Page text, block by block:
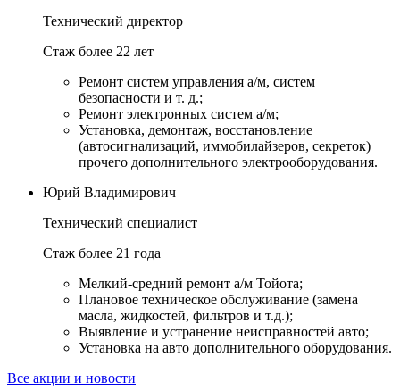
Технический директор
Стаж более 22 лет
Ремонт систем управления а/м, систем
безопасности и т. д.;
Ремонт электронных систем а/м;
Установка, демонтаж, восстановление
(автосигнализаций, иммобилайзеров, секреток)
прочего дополнительного электрооборудования.
Юрий Владимирович
Технический специалист
Стаж более 21 года
Мелкий-средний ремонт а/м Тойота;
Плановое техническое обслуживание (замена
масла, жидкостей, фильтров и т.д.);
Выявление и устранение неисправностей авто;
Установка на авто дополнительного оборудования.
Все акции и новости